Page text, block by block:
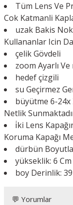
Tüm Lens Ve
Cok Katmanli
uzak Bakis
Kullananlar Icin
çelik Gövdeli
zoom Ayarlı Ve
hedef çizgili
su Geçirmez
büyütme 6-
Netlik
i̇ki Lens
Koruma Kapağı
dürbün
yükseklik: 6 Cm
boy Derinlik:
💬 Yorumlar